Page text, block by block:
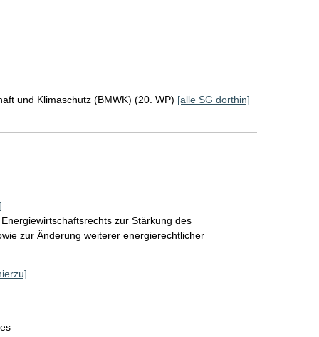
und Klimaschutz (BMWK) (20. WP) [alle SG dorthin]
zur Stärkung des
zur Änderung weiterer energierechtlicher